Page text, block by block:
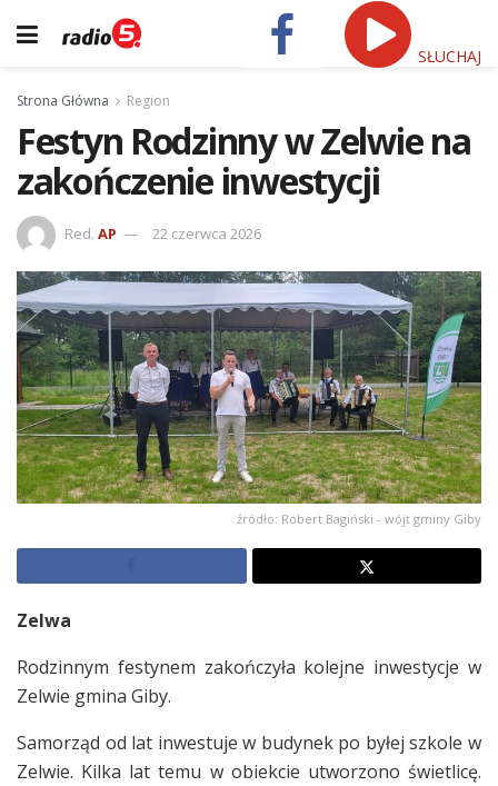
SŁUCHAJ
Strona Główna Region
Festyn Rodzinny w Zelwie na
zakończenie inwestycji
Red. AP 22 czerwca 2026
źródło: Robert Bagiński - wójt gminy Giby
Zelwa
Rodzinnym festynem zakończyła kolejne inwestycje w
Zelwie gmina Giby.
Samorząd od lat inwestuje w budynek po byłej szkole w
Zelwie. Kilka lat temu w obiekcie utworzono świetlicę.